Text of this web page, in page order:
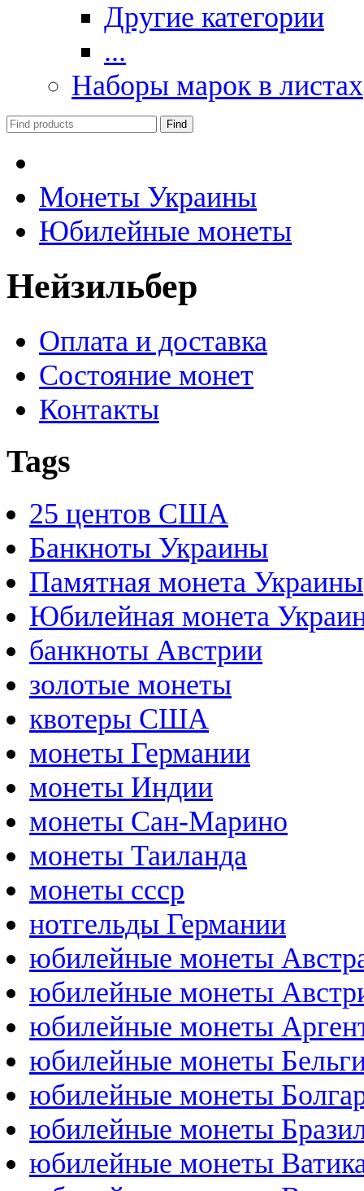
Другие категории
...
Наборы марок в листах
Монеты Украины
Юбилейные монеты
Нейзильбер
Оплата и доставка
Состояние монет
Контакты
Tags
25 центов США
Банкноты Украины
Памятная монета Украины
Юбилейная монета
банкноты Австрии
золотые монеты
квотеры США
монеты Германии
монеты Индии
монеты Сан-Марино
монеты Таиланда
монеты ссср
нотгельды Германии
юбилейные монеты
юбилейные монеты
юбилейные монеты
юбилейные монеты
юбилейные монеты
юбилейные монеты
юбилейные монеты